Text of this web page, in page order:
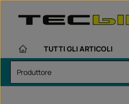
TUTTI GLI ARTICOLI